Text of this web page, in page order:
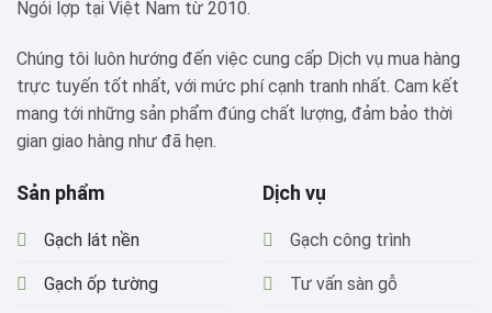
Ngói lợp tại Việt Nam từ 2010.
Chúng tôi luôn hướng đến việc cung cấp Dịch vụ mua hàng
trực tuyến tốt nhất, với mức phí cạnh tranh nhất. Cam kết
mang tới những sản phẩm đúng chất lượng, đảm bảo thời
gian giao hàng như đã hẹn.
Sản phẩm
Gạch lát nền
Gạch ốp tường
Dịch vụ
Gạch công trình
Tư vấn sàn gỗ